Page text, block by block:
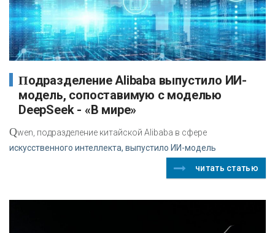
Подразделение Alibaba выпустило ИИ-
модель, сопоставимую с моделью
DeepSeek - «В мире»
Qwen, подразделение китайской Alibaba в сфере
искусственного интеллекта, выпустило ИИ-модель
читать статью